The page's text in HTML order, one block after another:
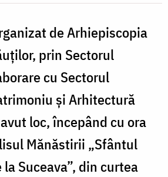
de Arhiepiscopia
prin Sectorul
cu Sectorul
și Arhitectură
loc, începând cu ora
Mănăstirii „Sfântul
Suceava”, din curtea